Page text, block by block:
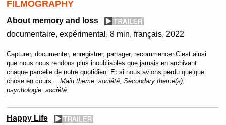
FILMOGRAPHY
About memory and loss
documentaire, expérimental
8 min français 2022
Capturer, documenter, enregistrer, partager, recommencer.C’est ainsi
que nous nous rendons plus inoubliables que jamais en archivant
chaque parcelle de notre quotidien. Et si nous avions perdu quelque
chose en cours… Main theme: société, Secondary theme(s):
psychologie, société.
Happy Life